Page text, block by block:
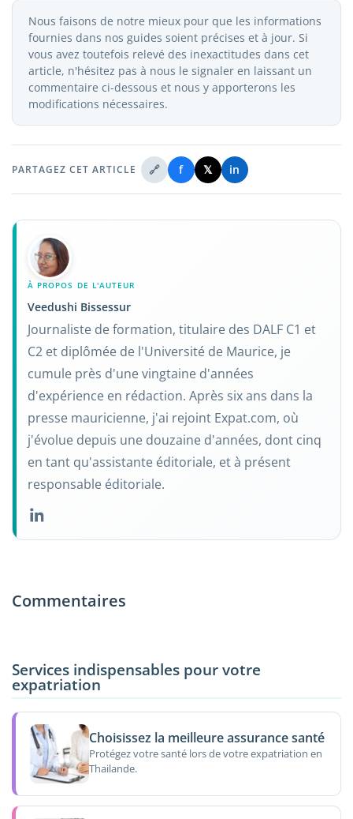
Nous faisons de notre mieux pour que les informations
fournies dans nos guides soient précises et à jour. Si
vous avez toutefois relevé des inexactitudes dans cet
article, n'hésitez pas à nous le signaler en laissant un
commentaire ci-dessous et nous y apporterons les
modifications nécessaires.
PARTAGEZ CET ARTICLE 🔗 f 𝕏 in
À PROPOS DE L'AUTEUR
Veedushi Bissessur
Journaliste de formation, titulaire des DALF C1 et
C2 et diplômée de l'Université de Maurice, je
cumule près d'une vingtaine d'années
d'expérience en rédaction. Après six ans dans la
presse mauricienne, j'ai rejoint Expat.com, où
j'évolue depuis une douzaine d'années, dont cinq
en tant qu'assistante éditoriale, et à présent
responsable éditoriale.
Commentaires
Services indispensables pour votre
expatriation
Choisissez la meilleure assurance santé
Protégez votre santé lors de votre expatriation en
Thailande.